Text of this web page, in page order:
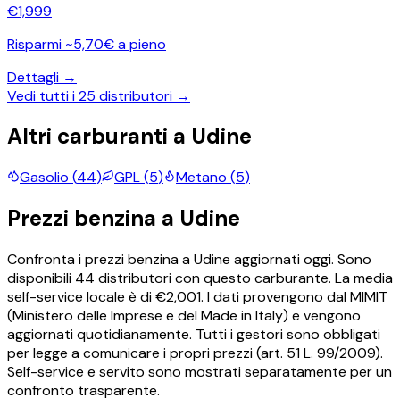
€1,999
Risparmi ~5,70€ a pieno
Dettagli →
Vedi tutti i25 distributori →
Altri carburanti a Udine
Gasolio (44) GPL(5) Metano (5)
Prezzi benzina a Udine
Confronta i prezzibenzinaaUdine aggiornati oggi. Sono
disponibili 44 distributori con questo carburante. La media
self-service locale è di €2,001. I dati provengono dal MIMIT
(Ministero delle Imprese e del Made in Italy) e vengono
aggiornati quotidianamente. Tutti i gestori sono obbligati
per legge a comunicare i propri prezzi (art. 51 L. 99/2009).
Self-service e servito sono mostrati separatamente per un
confronto trasparente.